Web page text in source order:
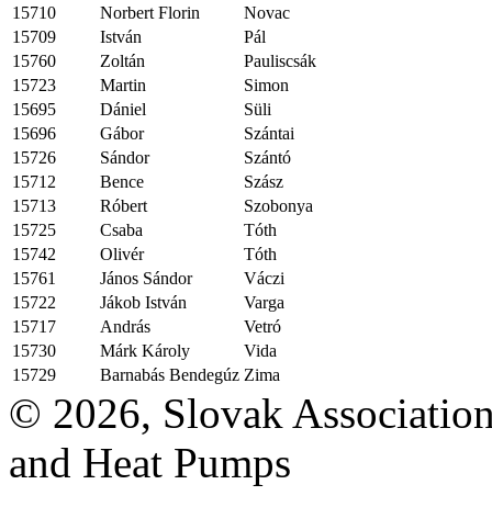
15710
Norbert Florin
Novac
15709
István
Pál
15760
Zoltán
Pauliscsák
15723
Martin
Simon
15695
Dániel
Süli
15696
Gábor
Szántai
15726
Sándor
Szántó
15712
Bence
Szász
15713
Róbert
Szobonya
15725
Csaba
Tóth
15742
Olivér
Tóth
15761
János Sándor
Váczi
15722
Jákob István
Varga
15717
András
Vetró
15730
Márk Károly
Vida
15729
Barnabás Bendegúz Zima
© 2026, Slovak
and Heat Pumps